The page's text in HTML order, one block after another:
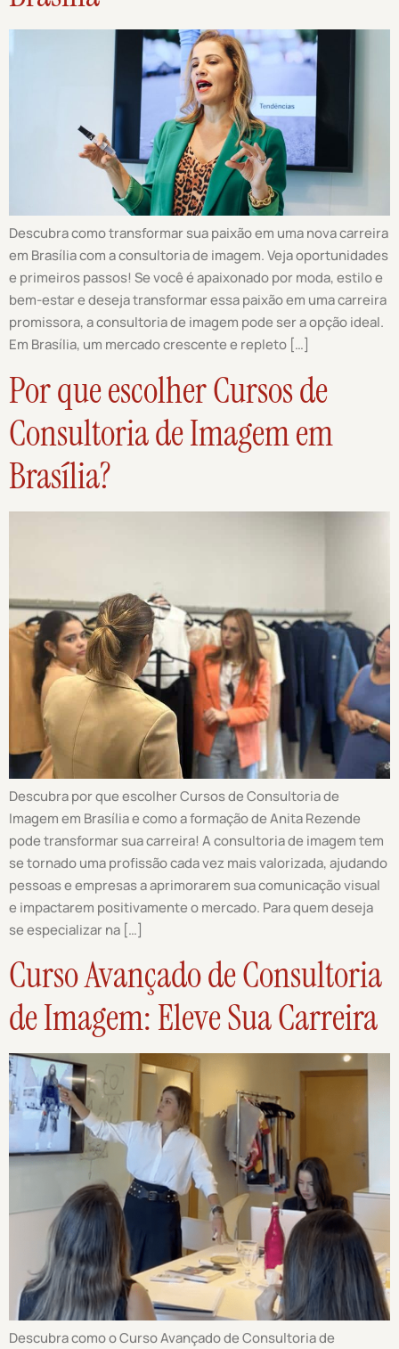
Descubra como transformar sua paixão em uma nova carreira
em Brasília com a consultoria de imagem. Veja oportunidades
e primeiros passos! Se você é apaixonado por moda, estilo e
bem-estar e deseja transformar essa paixão em uma carreira
promissora, a consultoria de imagem pode ser a opção ideal.
Em Brasília, um mercado crescente e repleto […]
Por que escolher Cursos de
Consultoria de Imagem em
Brasília?
Descubra por que escolher Cursos de Consultoria de
Imagem em Brasília e como a formação de Anita Rezende
pode transformar sua carreira! A consultoria de imagem tem
se tornado uma profissão cada vez mais valorizada, ajudando
pessoas e empresas a aprimorarem sua comunicação visual
e impactarem positivamente o mercado. Para quem deseja
se especializar na […]
Curso Avançado de Consultoria
de Imagem: Eleve Sua Carreira
Descubra como o Curso Avançado de Consultoria de